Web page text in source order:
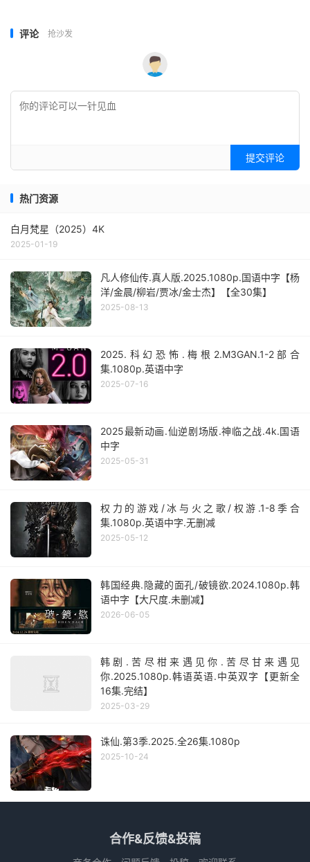
评论 抢沙发
提交评论
热门资源
白月梵星（2025）4K
2025-01-19
凡人修仙传.真人版.2025.1080p.国语中字【杨
洋/金晨/柳岩/贾冰/金士杰】【全30集】
2025-08-13
2025.科幻恐怖.梅根2.M3GAN.1-2部合
集.1080p.英语中字
2025-07-16
2025最新动画.仙逆剧场版.神临之战.4k.国语
中字
2025-05-31
权力的游戏/冰与火之歌/权游.1-8季合
集.1080p.英语中字.无删减
2025-05-12
韩国经典.隐藏的面孔/破镜欲.2024.1080p.韩
语中字【大尺度.未删减】
2026-06-05
韩剧.苦尽柑来遇见你.苦尽甘来遇见
你.2025.1080p.韩语英语.中英双字【更新全
16集.完结】
2025-03-29
诛仙.第3季.2025.全26集.1080p
2025-10-24
合作&反馈&投稿